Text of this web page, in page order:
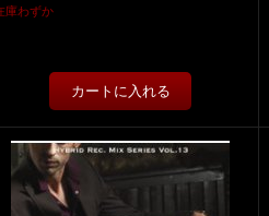
庫わずか